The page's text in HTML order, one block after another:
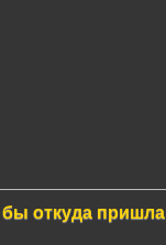
бы откуда пришла